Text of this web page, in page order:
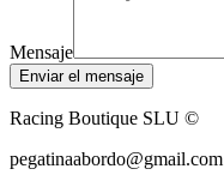
Mensaje
Enviar el mensaje
Racing Boutique SLU ©
pegatinaabordo@gmail.com